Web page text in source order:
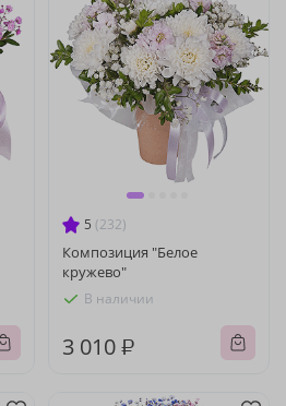
5 (232)
Композиция "Белое
кружево"
В наличии
3 010 ₽